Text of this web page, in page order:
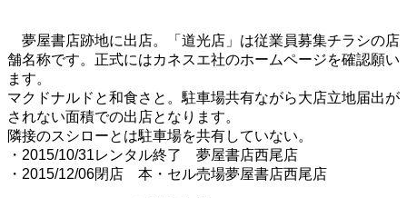
夢屋書店跡地に出店。「道光店」は従業員募集チラシの店
舗名称です。正式にはカネスエ社のホームページを確認願い
ます。
マクドナルドと和食さと。駐車場共有ながら大店立地届出が
されない面積での出店となります。
隣接のスシローとは駐車場を共有していない。
・2015/10/31レンタル終了 夢屋書店西尾店
・2015/12/06閉店 本・セル売場夢屋書店西尾店